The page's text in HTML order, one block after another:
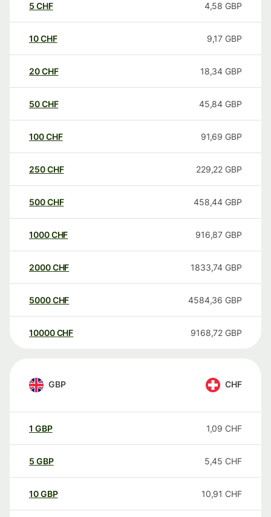
5 CHF 4,58 GBP
10CHF 9,17 GBP
20CHF 18,34 GBP
50CHF 45,84 GBP
100CHF 91,69 GBP
250CHF 229,22 GBP
500CHF 458,44 GBP
1000CHF 916,87 GBP
2000CHF 1833,74 GBP
5000CHF 4584,36 GBP
10000 CHF 9168,72 GBP
GBP CHF
1 GBP 1,09 CHF
5 GBP 5,45 CHF
10GBP 10,91 CHF